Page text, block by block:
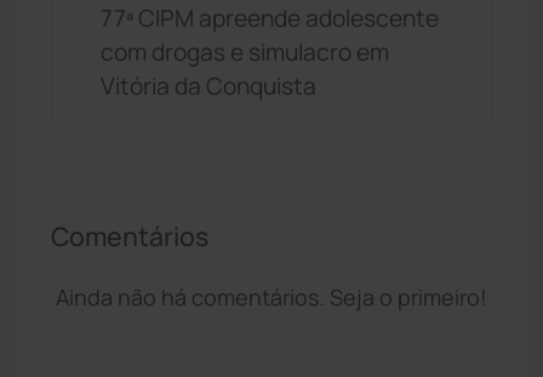
77ª CIPM apreende adolescente
com drogas e simulacro em
Vitória da Conquista
Comentários
Ainda não há comentários. Seja o primeiro!